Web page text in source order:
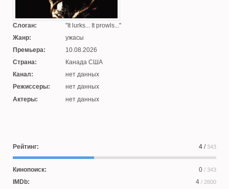
Слоган:
It lurks... It prowls...
Жанр:
ужасы
Премьера:
10.08.2026
Страна:
Канада США
Канал:
нет данных
Режиссеры:
нет данных
Актеры:
нет данных
Рейтинг: 4 /343
Кинопоиск: 0 / 343
IMDb: 4 / 2600